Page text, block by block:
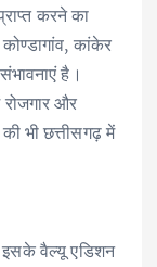
करने का
कांकेर
है।
और
भी छत्तीसगढ़ में
वैल्यू एडिशन